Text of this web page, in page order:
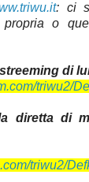
: ci
o
di
triwu2/
diretta di
triwu2/